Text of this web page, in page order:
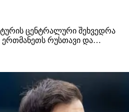
ცენტრალური შეხვედრა
რუსთავი და
ჟან სოუზა დე
პირველი ტაიმი
კლუბი ვერც მეორე